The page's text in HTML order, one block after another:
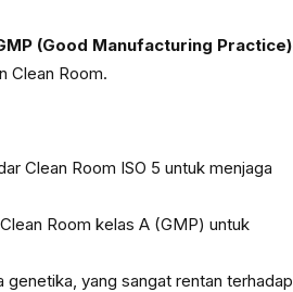
(Good Manufacturing Practice)
Clean Room.
Clean Room ISO 5 untuk menjaga
Room kelas A (GMP) untuk
yang sangat rentan terhadap